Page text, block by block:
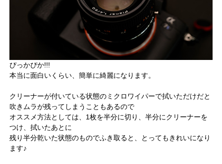
ぴっかぴか!!!
本当に面白いくらい、簡単に綺麗になります。
クリーナーが付いている状態のミクロワイパーで拭いただけだと
吹きムラが残ってしまうこともあるので
オススメ方法としては、1枚を半分に切り、半分にクリーナーを
つけ、拭いたあとに
残り半分乾いた状態のものでふき取ると、とってもきれいになり
ます♪